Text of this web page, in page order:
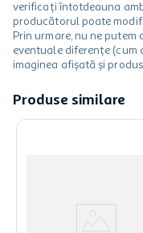
verificați întotdeauna
producătorul poate
Prin urmare, nu ne
eventuale diferențe (cum
imaginea afișată și
Produse similare